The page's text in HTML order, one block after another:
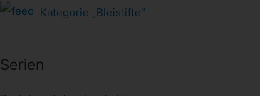
Kategorie „Bleistifte“
Serien